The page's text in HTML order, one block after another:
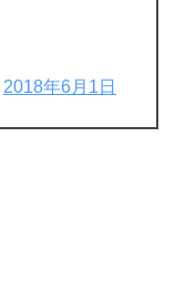
2018年6月1日